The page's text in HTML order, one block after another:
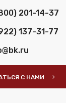
201-14-37
137-31-77
С НАМИ